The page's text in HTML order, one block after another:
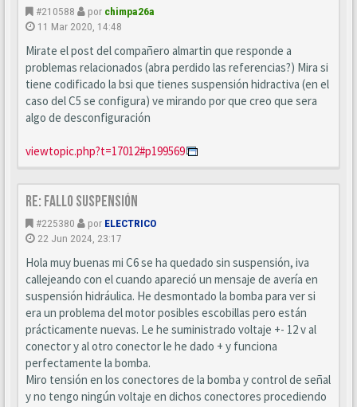
#210588 por chimpa26a
11 Mar 2020, 14:48
Mirate el post del compañero almartin que responde a
problemas relacionados (abra perdido las referencias?) Mira si
tiene codificado la bsi que tienes suspensión hidractiva (en el
caso del C5 se configura) ve mirando por que creo que sera
algo de desconfiguración
viewtopic.php?t=17012#p199569
Re: Fallo suspensión
#225380 por ELECTRICO
22 Jun 2024, 23:17
Hola muy buenas mi C6 se ha quedado sin suspensión, iva
callejeando con el cuando apareció un mensaje de avería en
suspensión hidráulica. He desmontado la bomba para ver si
era un problema del motor posibles escobillas pero están
prácticamente nuevas. Le he suministrado voltaje +- 12 v al
conector y al otro conector le he dado + y funciona
perfectamente la bomba.
Miro tensión en los conectores de la bomba y control de señal
y no tengo ningún voltaje en dichos conectores procediendo